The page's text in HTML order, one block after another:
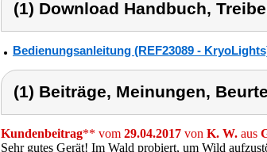
(1) Download Handbuch,
Bedienungsanleitung (REF23089 -
(1) Beiträge, Meinungen,
Kundenbeitrag** vom 29.04.2017 von K. W. aus
Sehr gutes Gerät! Im Wald probiert, um Wild